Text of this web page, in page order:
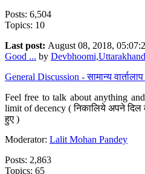
Posts: 6,504
Topics: 10
Last post: August 08, 2018,
Good ... by Devbhoomi,Uttarakhand
General Discussion - सामान्य
Feel free to talk about anything
limit of decency ( निकालिये अपने दिल
हुए )
Moderator: Lalit Mohan Pandey
Posts: 2,863
Topics: 65